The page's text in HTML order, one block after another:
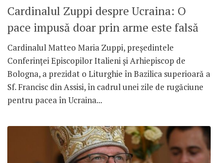
Cardinalul Zuppi despre Ucraina: O
pace impusă doar prin arme este falsă
Cardinalul Matteo Maria Zuppi, președintele
Conferinței Episcopilor Italieni și Arhiepiscop de
Bologna, a prezidat o Liturghie în Bazilica superioară a
Sf. Francisc din Assisi, în cadrul unei zile de rugăciune
pentru pacea în Ucraina...